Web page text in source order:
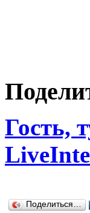
Гость,
Поделиться…